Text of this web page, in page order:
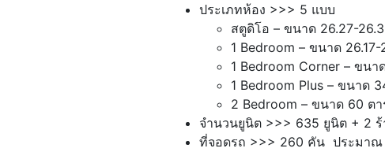
ประเภทห้อง >>> 5 แบบ
สตูดิโอ – ขนาด 26.27-
1 Bedroom – ขนาด
1 Bedroom Corner – ขนา
1 Bedroom Plus – ขนาด
2 Bedroom – ขนาด 60 ต
จำนวนยูนิต >>> 635 ยูนิต + 2
ที่จอดรถ >>> 260 คัน ประมาณ